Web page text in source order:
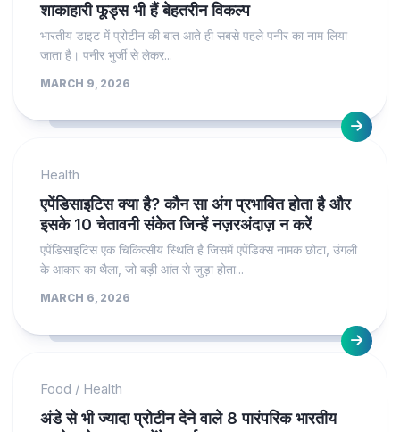
शाकाहारी फूड्स भी हैं बेहतरीन विकल्प
भारतीय डाइट में प्रोटीन की बात आते ही सबसे पहले पनीर का नाम लिया
जाता है। पनीर भुर्जी से लेकर...
MARCH 9, 2026
Health
एपेंडिसाइटिस क्या है? कौन सा अंग प्रभावित होता है और
इसके 10 चेतावनी संकेत जिन्हें नज़रअंदाज़ न करें
एपेंडिसाइटिस एक चिकित्सीय स्थिति है जिसमें एपेंडिक्स नामक छोटा, उंगली
के आकार का थैला, जो बड़ी आंत से जुड़ा होता...
MARCH 6, 2026
Food / Health
अंडे से भी ज्यादा प्रोटीन देने वाले 8 पारंपरिक भारतीय